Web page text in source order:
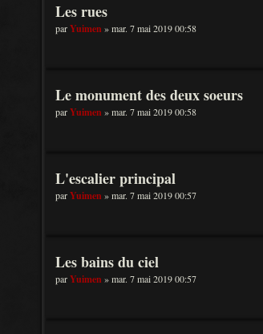
Les rues
parYuimen» mar. 7 mai 2019 00:58
Le monument des deux soeurs
parYuimen» mar. 7 mai 2019 00:58
L'escalier principal
parYuimen» mar. 7 mai 2019 00:57
Les bains du ciel
parYuimen» mar. 7 mai 2019 00:57